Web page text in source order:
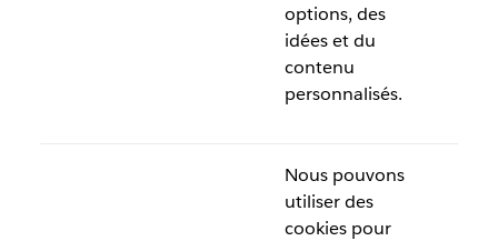
options, des
idées et du
contenu
personnalisés.
Nous pouvons
utiliser des
cookies pour